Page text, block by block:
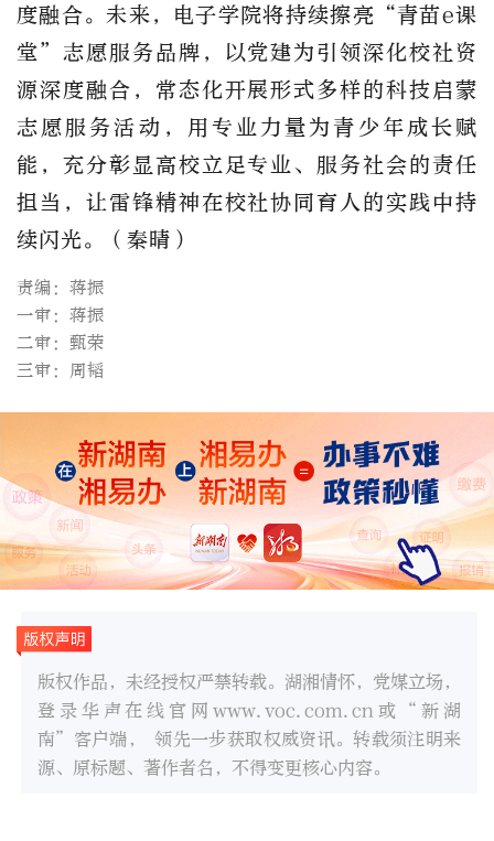
度融合。未来，电子学院将持续擦亮“青苗e课
堂”志愿服务品牌，以党建为引领深化校社资
源深度融合，常态化开展形式多样的科技启蒙
志愿服务活动，用专业力量为青少年成长赋
能，充分彰显高校立足专业、服务社会的责任
担当，让雷锋精神在校社协同育人的实践中持
续闪光。（秦晴）
责编：蒋振
一审：蒋振
二审：甄荣
三审：周韬
版权作品，未经授权严禁转载。湖湘情怀，党媒立场，
登录华声在线官网www.voc.com.cn或“新湖
南”客户端， 领先一步获取权威资讯。转载须注明来
源、原标题、著作者名，不得变更核心内容。